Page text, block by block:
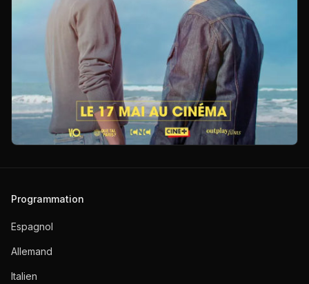
Programmation
Espagnol
Allemand
Italien